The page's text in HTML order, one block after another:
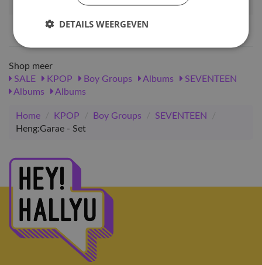
12156
EAN nummer
1544229058118
Shop meer
SALE
KPOP Boy Groups Albums
SEVENTEEN
Albums
Albums
Home / KPOP / Boy Groups / SEVENTEEN
/
Heng:Garae - Set
DETAILS WEERGEVEN